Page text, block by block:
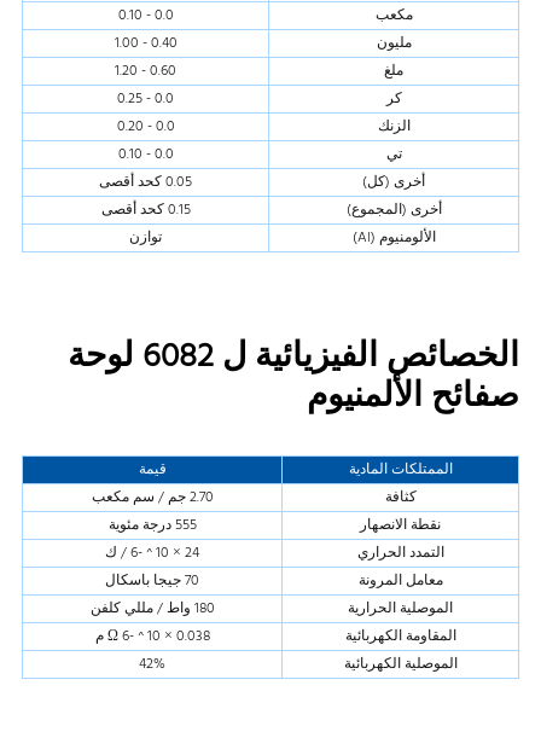
مكعب
0.0 - 0.10
مليون
0.40 - 1.00
ملغ
0.60 - 1.20
كر
0.0 - 0.25
الزنك
0.0 - 0.20
تي
0.0 - 0.10
أخرى (كل)
0.05 كحد أقصى
أخرى (المجموع)
0.15 كحد أقصى
الألومنيوم (Al)
توازن
الخصائص الفيزيائية ل 6082 لوحة
صفائح الألمنيوم
الممتلكات المادية
قيمة
كثافة
2.70 جم / سم مكعب
نقطة الانصهار
555 درجة مئوية
التمدد الحراري
24 × 10 ^ -6 / ك
معامل المرونة
70 جيجا باسكال
الموصلية الحرارية
180 واط / مللي كلفن
المقاومة الكهربائية
0.038 × 10 ^ -6 Ω م
الموصلية الكهربائية
42%